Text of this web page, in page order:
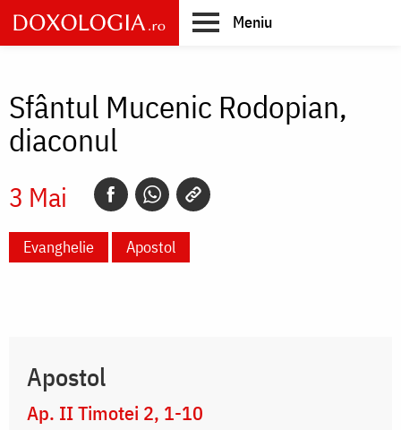
Skip
to
main
Meniu
Sfântul Mucenic Rodopian,
diaconul
3 Mai
Evanghelie Apostol
Apostol
Ap. II Timotei 2, 1-10